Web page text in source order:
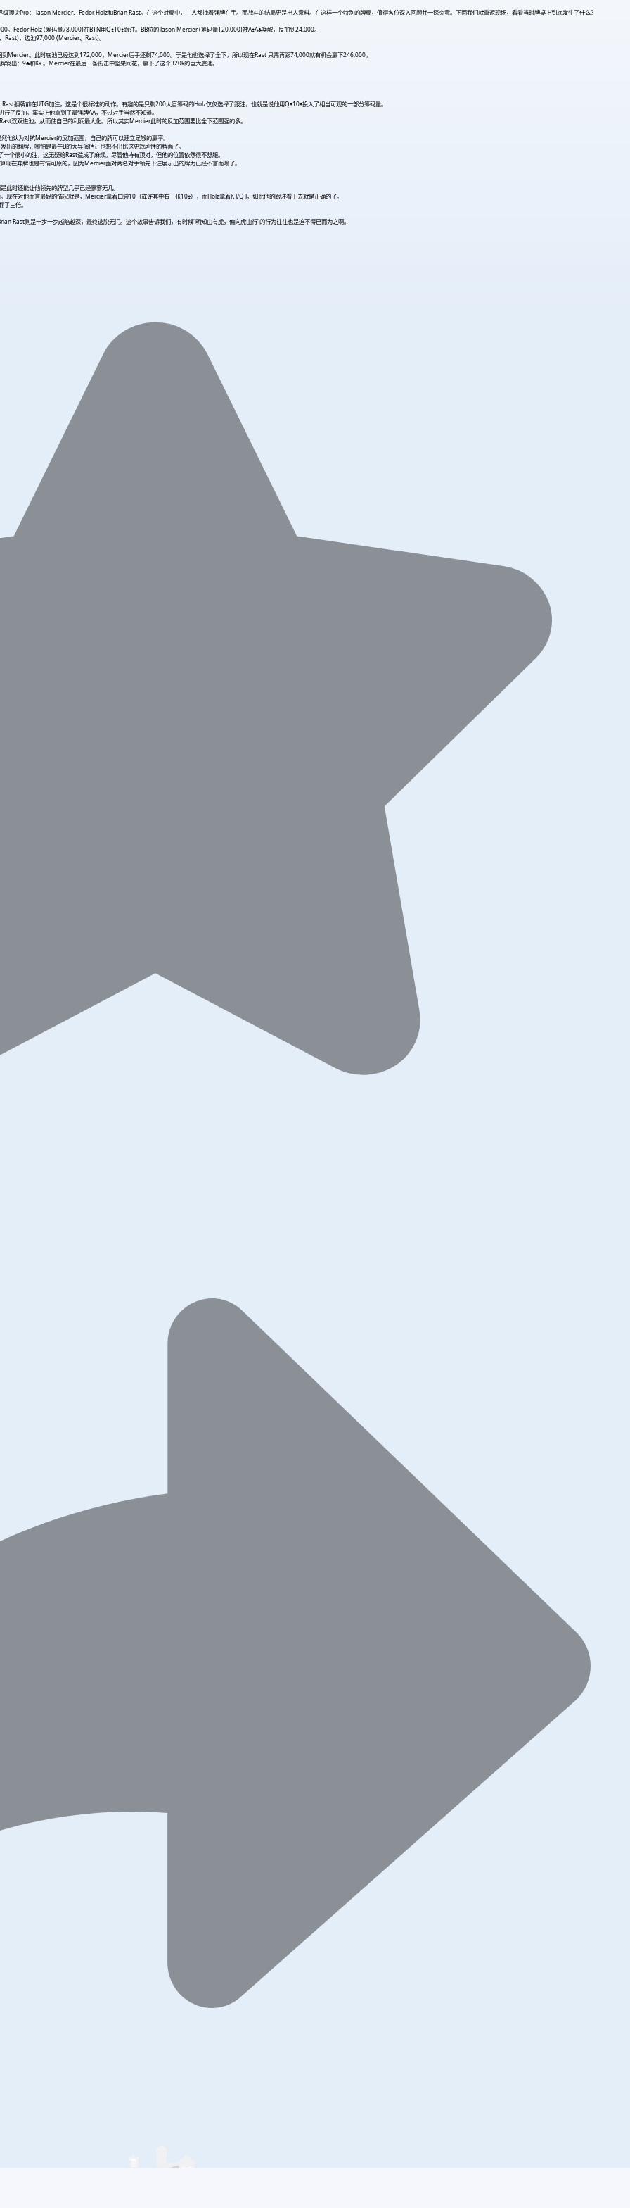
尖Pro： Jason Mercier、Fedor Holz和Brian Rast。在这个对局中，三人都拽着强牌在手。而战斗的结局更是出人意料。在这样一个特别的牌局，值得各位深入回顾并一探究竟。下面我们就重返现场，看看当时牌桌上到底发生了什么？
。Fedor Holz (筹码量78,000)在BTN用Q♠10♠跟注。BB位的 Jason Mercier (筹码量120,000)被A♠A♣唤醒，反加到24,000。
Rast)，边池97,000 (Mercier、Rast)。
Mercier。此时底池已经达到172,000，Mercier后手还剩74,000。于是他也选择了全下，所以现在Rast 只需再跟74,000就有机会赢下246,000。
出：9♣和K♠ 。Mercier在最后一条街击中坚果同花，赢下了这个320k的巨大底池。
翻牌前在UTG加注，这是个很标准的动作。有趣的是只剩200大盲筹码的Holz仅仅选择了跟注，也就是说他用Q♠10♠投入了相当可观的一部分筹码量。
了反加。事实上他拿到了最强牌AA，不过对手当然不知道。
双双进池，从而使自己的利润最大化。所以其实Mercier此时的反加范围要比全下范围强的多。
认为对抗Mercier的反加范围，自己的牌可以建立足够的赢率。
的翻牌，哪怕是最牛B的大导演估计也想不出比这更戏剧性的牌面了。
很小的注，这无疑给Rast造成了麻烦。尽管他持有顶对，但他的位置依然很不舒服。
在弃牌也是有情可原的，因为Mercier面对两名对手领先下注展示出的牌力已经不言而喻了。
时还能让他领先的牌型几乎已经寥寥无几。
在对他而言最好的情况就是，Mercier拿着口袋10（或许其中有一张10♠），而Holz拿着K J/Q J，如此他的跟注看上去就是正确的了。
三倍。
Rast则是一步一步越陷越深，最终逃脱无门。这个故事告诉我们，有时候“明知山有虎，偏向虎山行”的行为往往也是迫不得已而为之啊。